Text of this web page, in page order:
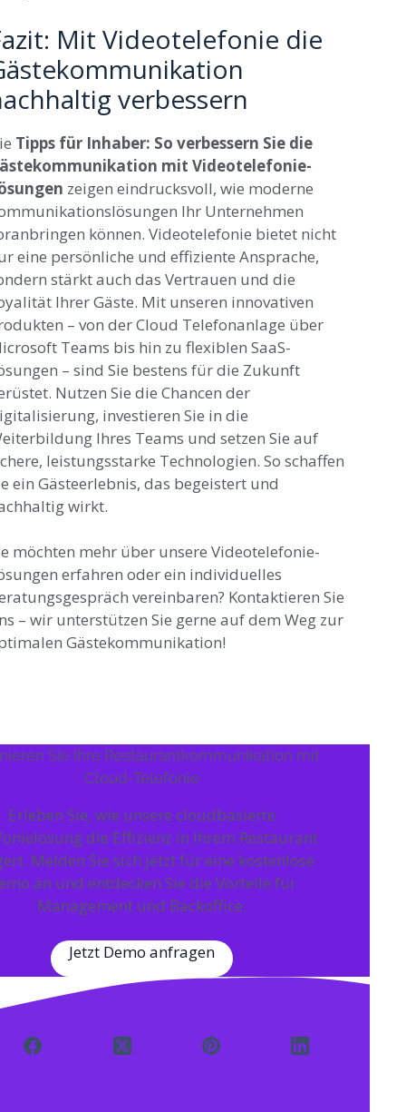
Mit Videotelefonie die
verbessern
Tipps für Inhaber: So verbessern Sie die
mit Videotelefonie-
zeigen eindrucksvoll, wie moderne
Ihr Unternehmen
können. Videotelefonie bietet nicht
eine persönliche und effiziente Ansprache,
stärkt auch das Vertrauen und die
Ihrer Gäste. Mit unseren innovativen
– von der Cloud Telefonanlage über
Teams bis hin zu flexiblen SaaS-
– sind Sie bestens für die Zukunft
Nutzen Sie die Chancen der
investieren Sie in die
Ihres Teams und setzen Sie auf
leistungsstarke Technologien. So schaffen
ein Gästeerlebnis, das begeistert und
wirkt.
möchten mehr über unsere Videotelefonie-
erfahren oder ein individuelles
vereinbaren? Kontaktieren Sie
– wir unterstützen Sie gerne auf dem Weg zur
Gästekommunikation!
Sie Ihre Restaurantkommunikation mit
Cloud-Telefonie
Erleben Sie, wie unsere cloudbasierte
die Effizienz in Ihrem Restaurant
Melden Sie sich jetzt für eine kostenlose
an und entdecken Sie die Vorteile für
Management und Backoffice.
Jetzt Demo anfragen